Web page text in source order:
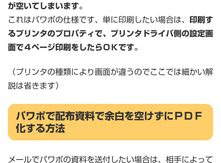
が空いてしまいます。
これはパワポの仕様です、単に印刷したい場合は、
印刷す
るプリンタのプロパティで、プリンタドライバ側の設定画
面で４ページ印刷をしたらＯＫです。
（プリンタの種類により画面が違うのでここでは細かい解
説は省きます）
パワポで配布資料で余白を空けずにＰＤＦ
化する方法
メールでパワポの資料を送付したい場合は、相手によって